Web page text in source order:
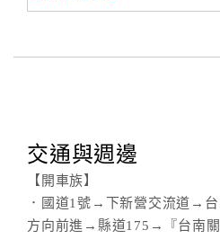
交通與週邊
【開車族】
．國道1號→下新營交流道→
方向前進→縣道175→『台南